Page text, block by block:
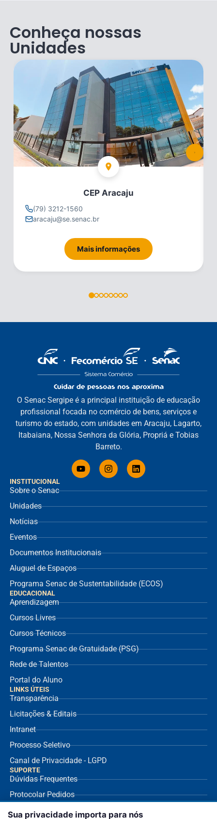
Conheça nossas
Unidades
CEP Aracaju
(79) 3212-1560
aracaju@se.senac.br
Mais informações
INSTITUCIONAL
Sobre o Senac
Unidades
Notícias
Eventos
Documentos Institucionais
Aluguel de Espaços
Programa Senac de Sustentabilidade (ECOS)
EDUCACIONAL
Aprendizagem
Cursos Livres
Cursos Técnicos
Programa Senac de Gratuidade (PSG)
Rede de Talentos
Portal do Aluno
O Senac Sergipe é a principal instituição de educação
profissional focada no comércio de bens, serviços e
turismo do estado, com unidades em Aracaju, Lagarto,
Itabaiana, Nossa Senhora da Glória, Propriá e Tobias
Barreto.
LINKS ÚTEIS
Transparência
Licitações & Editais
Intranet
Processo Seletivo
Canal de Privacidade - LGPD
SUPORTE
Dúvidas Frequentes
Protocolar Pedidos
Envio de NF Fornecedor
Sua privacidade importa para nós